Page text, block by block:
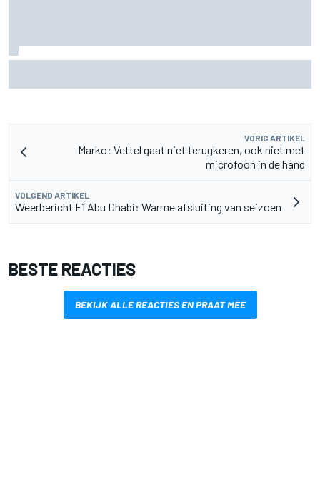
VORIG ARTIKEL
Marko: Vettel gaat niet terugkeren, ook niet met
microfoon in de hand
VOLGEND ARTIKEL
Weerbericht F1 Abu Dhabi: Warme afsluiting van seizoen
BESTE REACTIES
BEKIJK ALLE REACTIES EN PRAAT MEE